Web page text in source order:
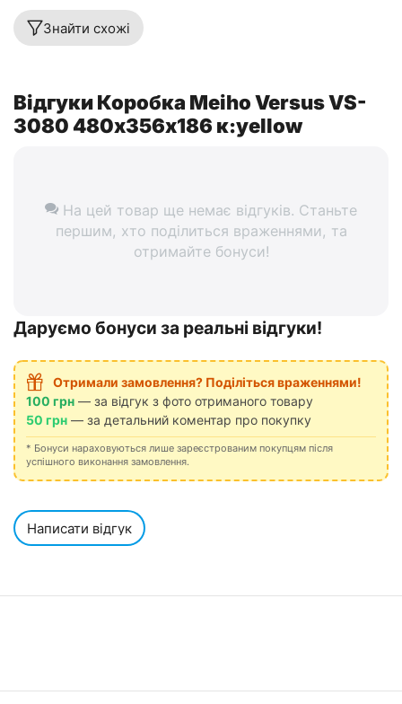
Знайти схожі
Відгуки Коробка Meiho Versus VS-
3080 480х356х186 к:yellow
На цей товар ще немає відгуків. Станьте
першим, хто поділиться враженнями, та
отримайте бонуси!
Даруємо бонуси за реальні відгуки!
Отримали замовлення? Поділіться враженнями!
100 грн — за відгук з фото отриманого товару
50 грн — за детальний коментар про покупку
* Бонуси нараховуються лише зареєстрованим покупцям після
успішного виконання замовлення.
Написати відгук